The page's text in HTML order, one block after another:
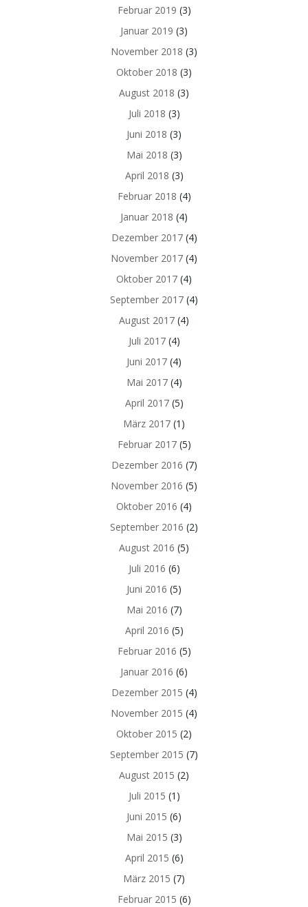
Februar 2019 (3)
Januar 2019 (3)
November 2018 (3)
Oktober 2018 (3)
August 2018 (3)
Juli 2018 (3)
Juni 2018 (3)
Mai 2018 (3)
April 2018 (3)
Februar 2018 (4)
Januar 2018 (4)
Dezember 2017(4)
November 2017 (4)
Oktober 2017 (4)
September 2017 (4)
August 2017 (4)
Juli 2017(4)
Juni 2017 (4)
Mai 2017(4)
April 2017(5)
März 2017 (1)
Februar 2017(5)
Dezember 2016 (7)
November 2016 (5)
Oktober 2016 (4)
September 2016 (2)
August 2016 (5)
Juli 2016 (6)
Juni 2016 (5)
Mai 2016 (7)
April 2016 (5)
Februar 2016 (5)
Januar 2016 (6)
Dezember 2015 (4)
November 2015 (4)
Oktober 2015 (2)
September 2015 (7)
August 2015 (2)
Juli 2015 (1)
Juni 2015 (6)
Mai 2015 (3)
April 2015 (6)
März 2015 (7)
Februar 2015 (6)